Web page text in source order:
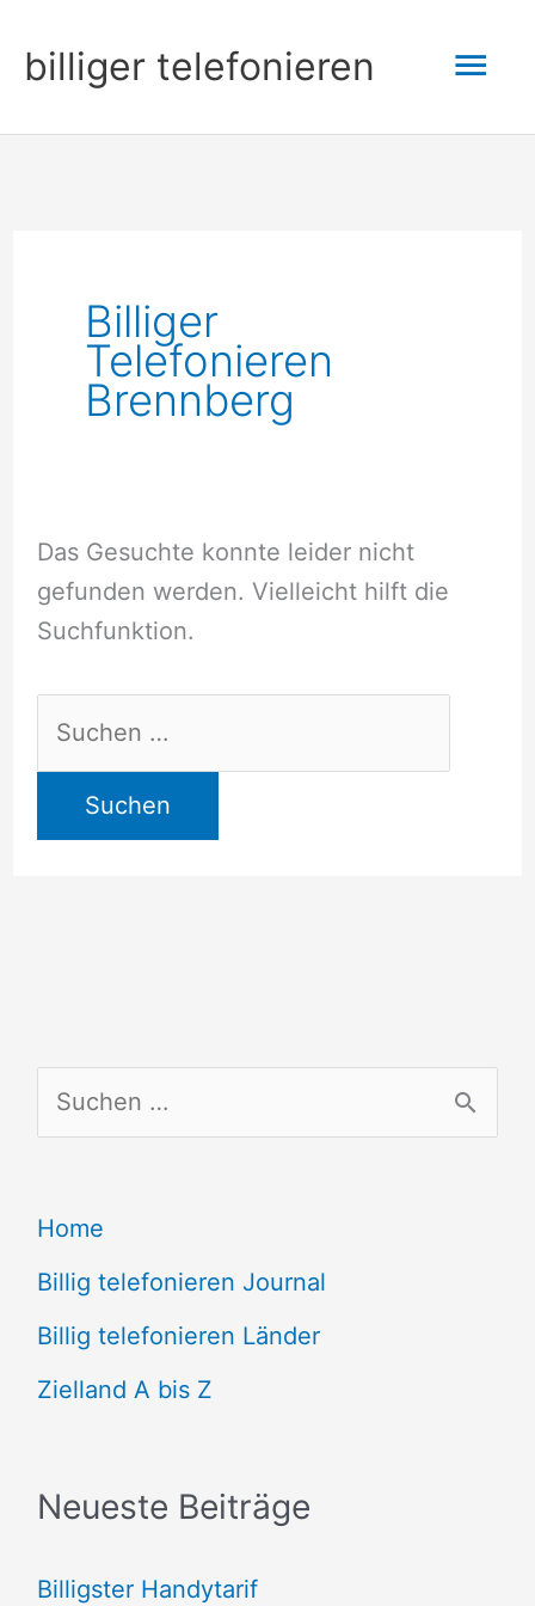
Inhalt
springen
billiger telefonieren
Billiger
Telefonieren
Brennberg
Das Gesuchte konnte leider nicht
gefunden werden. Vielleicht hilft die
Suchfunktion.
nach:
u
h
e
n
n
h
Home
Billig telefonieren Journal
Billig telefonieren Länder
Zielland A bis Z
Neueste Beiträge
Billigster Handytarif